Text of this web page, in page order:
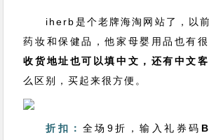
iherb是个老牌海淘网站了，以
药妆和保健品，他家母婴用品也有很
收货地址也可以填中文，还有中文客
么区别，买起来很方便。
折扣： 全场9折，输入礼券码